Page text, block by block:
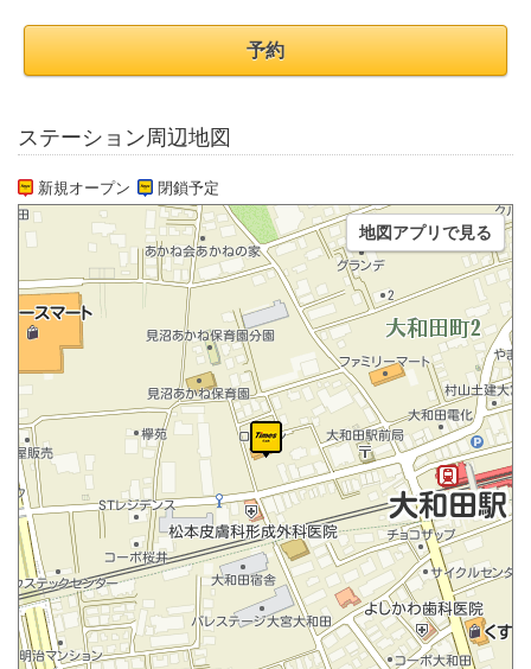
予約
ステーション周辺地図
新規オープン 閉鎖予定
地図アプリで見る